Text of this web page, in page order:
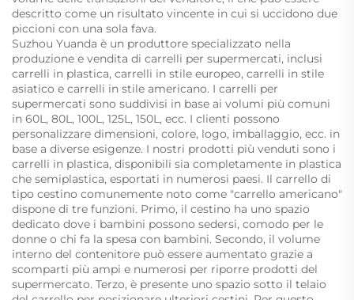
descritto come un risultato vincente in cui si uccidono due
piccioni con una sola fava.
Suzhou Yuanda è un produttore specializzato nella
produzione e vendita di carrelli per supermercati, inclusi
carrelli in plastica, carrelli in stile europeo, carrelli in stile
asiatico e carrelli in stile americano. I carrelli per
supermercati sono suddivisi in base ai volumi più comuni
in 60L, 80L, 100L, 125L, 150L, ecc. I clienti possono
personalizzare dimensioni, colore, logo, imballaggio, ecc. in
base a diverse esigenze. I nostri prodotti più venduti sono i
carrelli in plastica, disponibili sia completamente in plastica
che semiplastica, esportati in numerosi paesi. Il carrello di
tipo cestino comunemente noto come "carrello americano"
dispone di tre funzioni. Primo, il cestino ha uno spazio
dedicato dove i bambini possono sedersi, comodo per le
donne o chi fa la spesa con bambini. Secondo, il volume
interno del contenitore può essere aumentato grazie a
scomparti più ampi e numerosi per riporre prodotti del
supermercato. Terzo, è presente uno spazio sotto il telaio